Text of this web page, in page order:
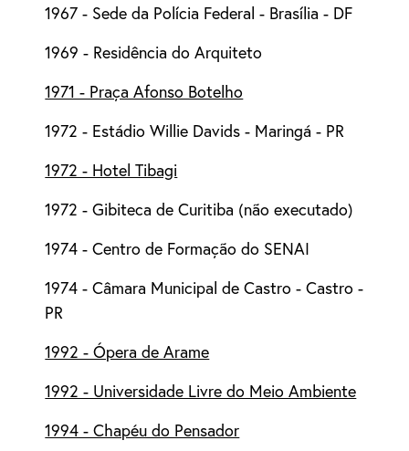
1967 - Sede da Polícia Federal - Brasília - DF
1969 - Residência do Arquiteto
1971 - Praça Afonso Botelho
1972 - Estádio Willie Davids - Maringá - PR
1972 - Hotel Tibagi
1972 - Gibiteca de Curitiba (não executado)
1974 - Centro de Formação do SENAI
1974 - Câmara Municipal de Castro - Castro -
PR
1992 - Ópera de Arame
1992 - Universidade Livre do Meio Ambiente
1994 - Chapéu do Pensador